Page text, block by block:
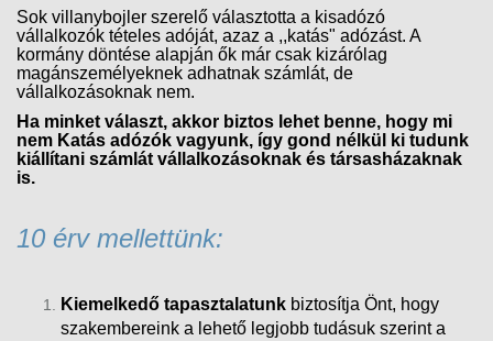
Sok villanybojler szerelő választotta a kisadózó
vállalkozók tételes adóját, azaz a ,,katás" adózást. A
kormány döntése alapján ők már csak kizárólag
magánszemélyeknek adhatnak számlát, de
vállalkozásoknak nem.
Ha minket választ, akkor biztos lehet benne, hogy mi
nem Katás adózók vagyunk, így gond nélkül ki tudunk
kiállítani számlát vállalkozásoknak és társasházaknak
is.
10 érv mellettünk:
Kiemelkedő tapasztalatunk biztosítja Önt, hogy
szakembereink a lehető legjobb tudásuk szerint a